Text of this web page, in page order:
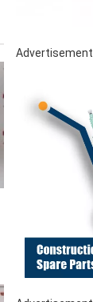
Advertisement